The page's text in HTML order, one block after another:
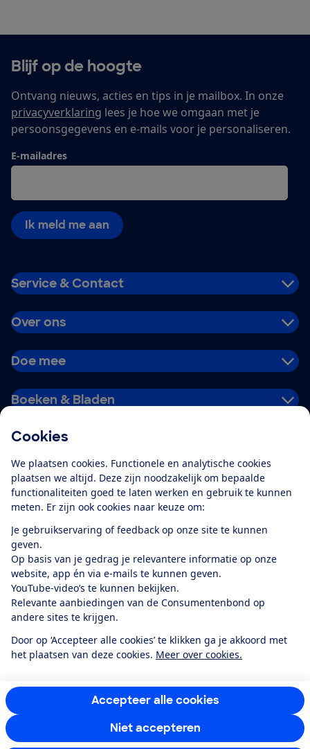
Cookies
We plaatsen cookies. Functionele en analytische cookies
plaatsen we altijd. Deze zijn noodzakelijk om bepaalde
functionaliteiten goed te laten werken en gebruik te kunnen
meten. Er zijn ook cookies naar keuze om:
Je gebruikservaring of feedback op onze site te kunnen
geven.
Op basis van je gedrag je relevantere informatie op onze
website, app én via e-mails te kunnen geven.
YouTube-video’s te kunnen bekijken.
Relevante aanbiedingen van de Consumentenbond op
andere sites te krijgen.
Door op ‘Accepteer alle cookies’ te klikken ga je akkoord met
het plaatsen van deze cookies. Meer over cookies.
Accepteer alle cookies
Niet accepteren
Blijf op de hoogte
Ontvang nieuws, acties en tips in je mailbox. In onze
privacyverklaring lees je hoe we omgaan met je
persoonsgegevens en e-mails voor je personaliseren.
E-mailadres
Ik meld me aan
Service & Contact
Over ons
Doe mee
Boeken & Bladen
Alles over de
app
Algemene Voorwaarden
Privacyverklaring
Cookiebeleid
Privacyvoorkeuren
Toegankelijkheid
RSS-feed nieuws
Facebook
TwitterInstagram
YoutubeLinkedIn
12.901consumentenbeoordelen de Consumentenbondmet gemiddeld